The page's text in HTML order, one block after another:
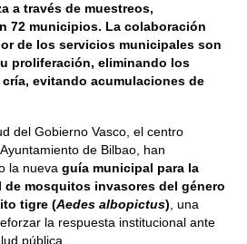
a través de muestreos,
72 municipios. La colaboración
de los servicios municipales son
proliferación, eliminando los
evitando acumulaciones de
del Gobierno Vasco, el centro
de Bilbao, han
la nueva guía municipal para la
mosquitos invasores del género
tigre (Aedes albopictus) , una
la respuesta institucional ante
pública.